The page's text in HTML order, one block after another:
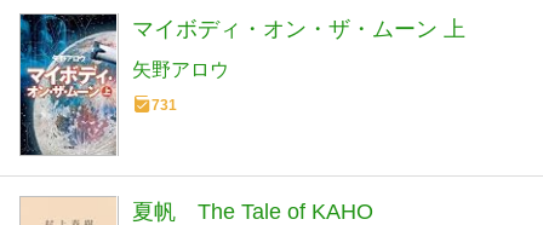
マイボディ・オン・ザ・ムーン 上
矢野アロウ
731
夏帆 The Tale of KAHO